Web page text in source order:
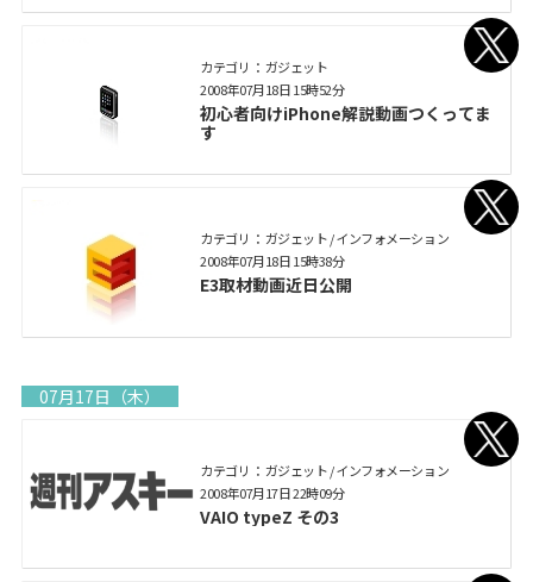
カテゴリ： ガジェット
初心者向けiPhone解説動画つくってま
す
2008年07月18日 15時52分
カテゴリ： ガジェット / インフォメーション
E3取材動画近日公開
2008年07月18日 15時38分
07月17日（木）
カテゴリ： ガジェット / インフォメーション
VAIO typeZ その3
2008年07月17日 22時09分